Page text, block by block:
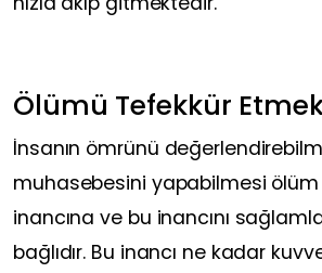
Ölümü Tefekkür
İnsanın ömrünü
muhasebesini yapabilmesi
inancına ve bu inancını
bağlıdır. Bu inancı ne kadar